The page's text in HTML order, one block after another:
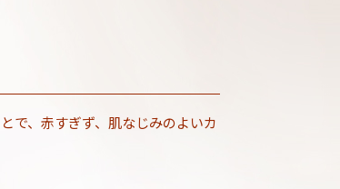
で、赤すぎず、肌なじみのよいカ